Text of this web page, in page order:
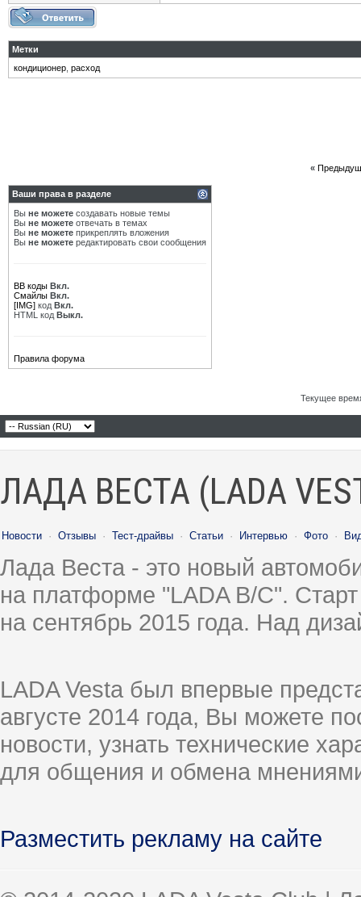
Метки
кондиционер расход
«
Ваши права в разделе
Вы не можете создавать новые темы
Вы не можете отвечать в темах
Вы не можете прикреплять вложения
Вы не можете редактировать свои сообщения
BB коды Вкл.
Смайлы Вкл.
[IMG] код Вкл.
HTML код Выкл.
Правила форума
Текущее
ЛАДА ВЕСТА (LADA
Новости · Отзывы · Тест-драйвы · Статьи · Интервью · Фото ·
Лада Веста - это новый
на платформе "LADA B/C".
на сентябрь 2015 года. Над
LADA Vesta был впервые
августе 2014 года, Вы можете
новости, узнать технические
для общения и обмена
Разместить рекламу на сайте